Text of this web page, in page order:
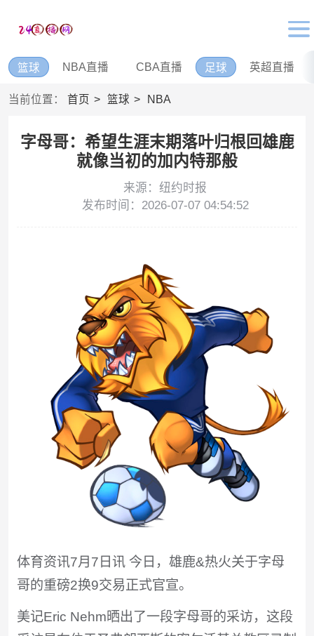
篮球 NBA直播 CBA直播 足球 英超直播
当前位置： 首页 篮球 NBA
字母哥：希望生涯末期落叶归根回雄鹿
就像当初的加内特那般
来源：纽约时报
发布时间：2026-07-07 04:54:52
体育资讯7月7日讯 今日，雄鹿&热火关于字母
哥的重磅2换9交易正式官宣。
美记Eric Nehm晒出了一段字母哥的采访，这段